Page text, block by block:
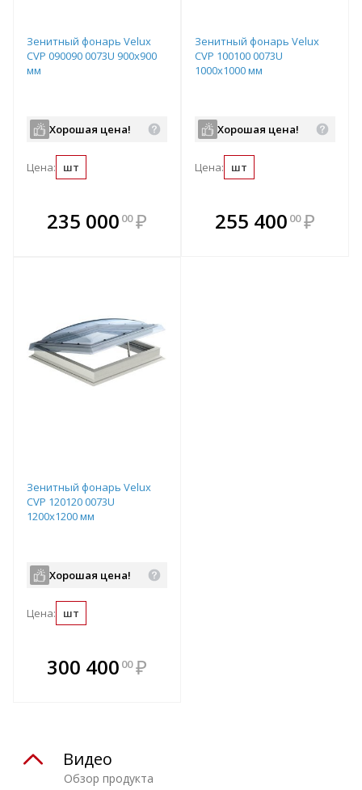
Зенитный фонарь Velux
CVP 090090 0073U 900х900
мм
Хорошая цена!
Цена: шт
235 000 00 ₽
В комплекте
всегда выгоднее!
Зенитный фонарь Velux
CVP 100100 0073U
1000x1000 мм
Хорошая цена!
Цена: шт
В комплекте
всегда выгоднее!
255 400 00 ₽
Зенитный фонарь Velux
CVP 120120 0073U
1200х1200 мм
Хорошая цена!
Цена: шт
300 400 00 ₽
Обзор продукта
Видео